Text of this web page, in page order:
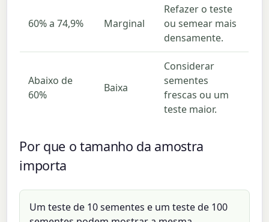
60% a 74,9% Marginal
Refazer o teste
ou semear mais
densamente.
Abaixo de
60%
Baixa
Considerar
sementes
frescas ou um
teste maior.
Por que o tamanho da amostra
importa
Um teste de 10 sementes e um teste de 100